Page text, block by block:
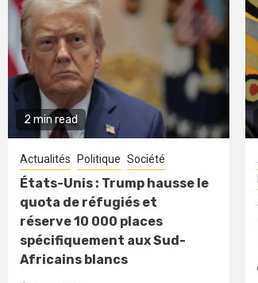
2 min read
Actualités Politique Société
États-Unis : Trump hausse le
quota de réfugiés et
réserve 10 000 places
spécifiquement aux Sud-
Africains blancs